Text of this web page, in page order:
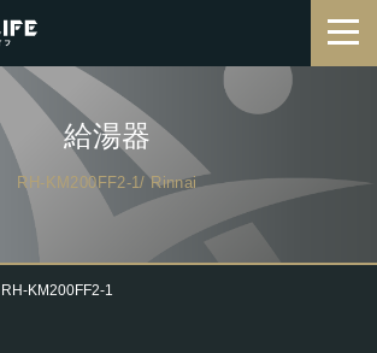
RH-KM200FF2-1
給湯器
RH-KM200FF2-1/ Rinnai